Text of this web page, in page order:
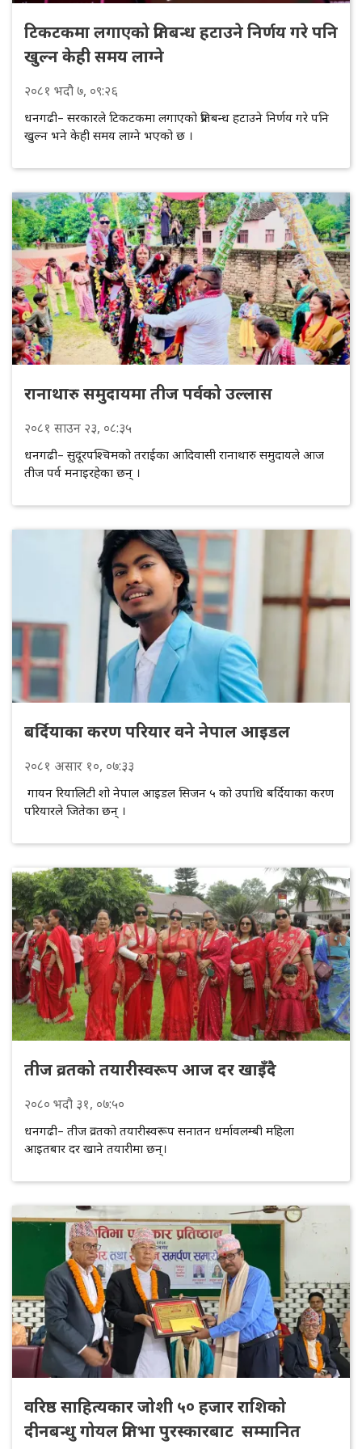
टिकटकमा लगाएको प्रतिबन्ध हटाउने निर्णय गरे पनि
खुल्न केही समय लाग्ने
२०८१ भदौ७, ०९:२६
धनगढी– सरकारले टिकटकमा लगाएको प्रतिबन्ध हटाउने निर्णय गरे पनि
खुल्न भने केही समय लाग्ने भएको छ ।
रानाथारु समुदायमा तीज पर्वको उल्लास
२०८१ साउन २३, ०८:३५
धनगढी– सुदूरपश्चिमको तराईका आदिवासी रानाथारु समुदायले आज
तीज पर्व मनाइरहेका छन् ।
बर्दियाका करण परियार वने नेपाल आइडल
२०८१ असार १०, ०७:३३
गायन रियालिटी शो नेपाल आइडल सिजन ५ को उपाधि बर्दियाका करण
परियारले जितेका छन् ।
तीज व्रतको तयारीस्वरूप आज दर खाइँदै
२०८० भदौ ३१, ०७:५०
धनगढी– तीज व्रतको तयारीस्वरूप सनातन धर्मावलम्बी महिला
आइतबार दर खाने तयारीमा छन्।
वरिष्ठ साहित्यकार जोशी ५० हजार राशिको
दीनबन्धु गोयल प्रतिभा पुरस्कारबाट सम्मानित